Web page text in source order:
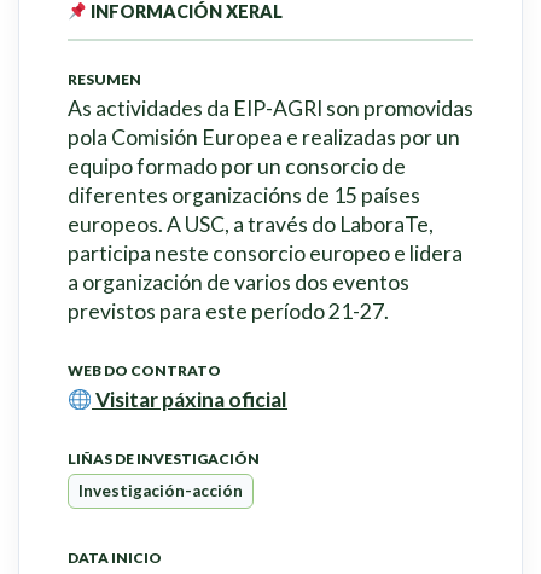
INFORMACIÓN XERAL
RESUMEN
As actividades da EIP-AGRI son promovidas
pola Comisión Europea e realizadas por un
equipo formado por un consorcio de
diferentes organizacións de 15 países
europeos. A USC, a través do LaboraTe,
participa neste consorcio europeo e lidera
a organización de varios dos eventos
previstos para este período 21-27.
WEB DO CONTRATO
Visitar páxina oficial
LIÑAS DE INVESTIGACIÓN
Investigación-acción
DATA INICIO